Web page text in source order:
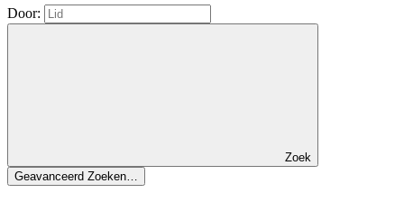
Door:
Zoek
Geavanceerd Zoeken…